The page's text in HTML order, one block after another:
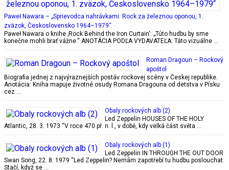
Paweł Nawara – „Sprievodca nahrávkami: Rock za železnou oponou, 1.
zväzok, Československo 1964–1979“
Paweł Nawara o knihe ‚Rock Behind the Iron Curtain‘: „Túto hudbu by sme
konečne mohli brať vážne.“ ANOTÁCIA PODĽA VYDAVATEĽA: Táto vizuálne …
Roman Dragoun – Rockový
apoštol
Biografia jednej z najvýraznejších postáv rockovej scény v Českej republike.
Anotácia: Kniha mapuje životné osudy Romana Dragouna od detstva v Písku
cez …
Obaly rockových alb (2)
Led Zeppelin HOUSES OF THE HOLY
Atlantic, 28. 3. 1973 “V roce 470 př. n. l., v době, kdy velká část světa …
Obaly rockových alb (1)
Led Zeppelin IN THROUGH THE OUT DOOR
Swan Song, 22. 8. 1979 “Led Zeppelin? Nemám zapotřebí tu hudbu poslouchat.
Stačí, když se …